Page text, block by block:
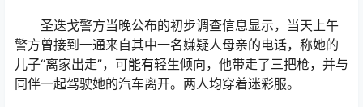
圣迭戈警方当晚公布的初步调查信息显示，当天上午
警方曾接到一通来自其中一名嫌疑人母亲的电话，称她的
儿子“离家出走”，可能有轻生倾向，他带走了三把枪，并与
同伴一起驾驶她的汽车离开。两人均穿着迷彩服。